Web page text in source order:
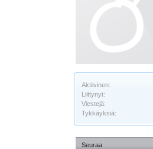
Aktiivinen:
Liittynyt:
Viestejä:
Tykkäyksiä:
Seuraa